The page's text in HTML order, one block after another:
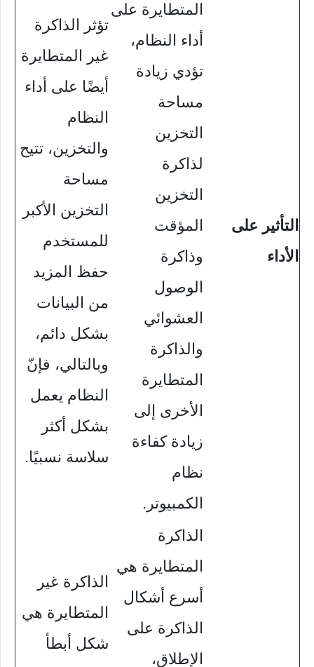
التأثير على
الأداء
المتطايرة على
أداء النظام،
تؤدي زيادة
مساحة
التخزين
لذاكرة
التخزين
المؤقت
وذاكرة
الوصول
العشوائي
والذاكرة
المتطايرة
الأخرى إلى
زيادة كفاءة
نظام
الكمبيوتر.
تؤثر الذاكرة
غير المتطايرة
أيضًا على أداء
النظام
والتخزين، تتيح
مساحة
التخزين الأكبر
للمستخدم
حفظ المزيد
من البيانات
بشكل دائم،
وبالتالي، فإنّ
النظام يعمل
بشكل أكثر
سلاسة نسبيًا.
الذاكرة
المتطايرة هي
أسرع أشكال
الذاكرة على
الإطلاق،
الذاكرة غير
المتطايرة هي
شكل أبطأ